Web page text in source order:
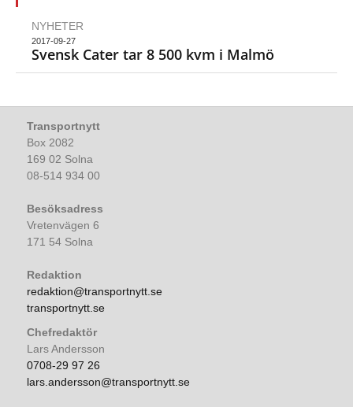
NYHETER
2017-09-27
Svensk Cater tar 8 500 kvm i Malmö
Transportnytt
Box 2082
169 02 Solna
08-514 934 00
Besöksadress
Vretenvägen 6
171 54 Solna
Redaktion
redaktion@transportnytt.se
transportnytt.se
Chefredaktör
Lars Andersson
0708-29 97 26
lars.andersson@transportnytt.se